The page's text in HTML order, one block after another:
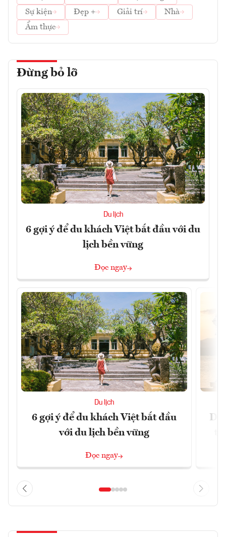
Sự kiện
Đẹp + Giải trí
Nhà
Ẩm thực
Đừng bỏ lỡ
Du lịch
6 gợi ý để du khách Việt bắt đầu với du
lịch bền vững
Đọc ngay
Du lịch
6 gợi ý để du khách Việt bắt đầu
với du lịch bền vững
Đọc ngay
Du